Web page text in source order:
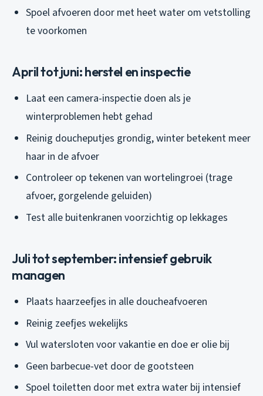
Spoel afvoeren door met heet water om vetstolling
te voorkomen
April tot juni: herstel en inspectie
Laat een camera-inspectie doen als je
winterproblemen hebt gehad
Reinig doucheputjes grondig, winter betekent meer
haar in de afvoer
Controleer op tekenen van wortelingroei (trage
afvoer, gorgelende geluiden)
Test alle buitenkranen voorzichtig op lekkages
Juli tot september: intensief gebruik
managen
Plaats haarzeefjes in alle doucheafvoeren
Reinig zeefjes wekelijks
Vul watersloten voor vakantie en doe er olie bij
Geen barbecue-vet door de gootsteen
Spoel toiletten door met extra water bij intensief